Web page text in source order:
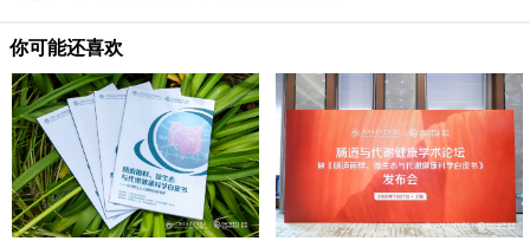
你可能还喜欢